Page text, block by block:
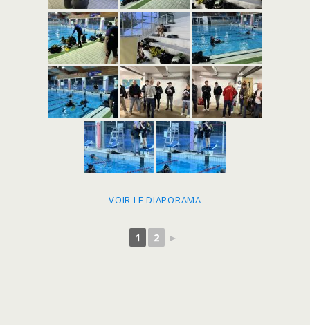
VOIR LE DIAPORAMA
1 2 ►